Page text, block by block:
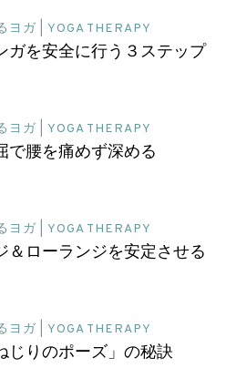
ヨガ | YOGA THERAPY
ガを安全に行う３ステップ
ヨガ | YOGA THERAPY
で腰を痛めず深める
ヨガ | YOGA THERAPY
＆ローランジを安定させる
ヨガ | YOGA THERAPY
じりのポーズ」の秘訣